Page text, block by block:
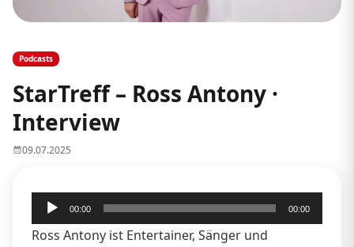
Podcasts
StarTreff – Ross Antony ·
Interview
09.07.2025
Audio-
Player
00:00 00:00
Ross Antony ist Entertainer, Sänger und